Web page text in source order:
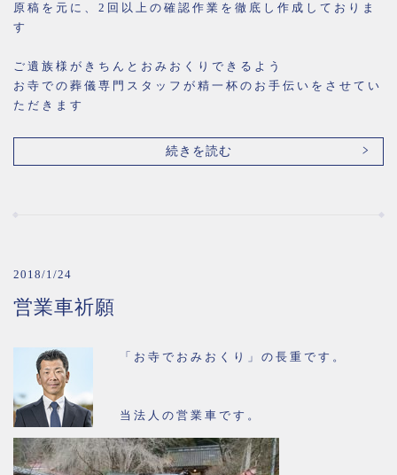
原稿を元に、2回以上の確認作業を徹底し作成しておりま
す
ご遺族様がきちんとおみおくりできるよう
お寺での葬儀専門スタッフが精一杯のお手伝いをさせてい
ただきます
続きを読む
2018/1/24
営業車祈願
「お寺でおみおくり」の長重です。
当法人の営業車です。